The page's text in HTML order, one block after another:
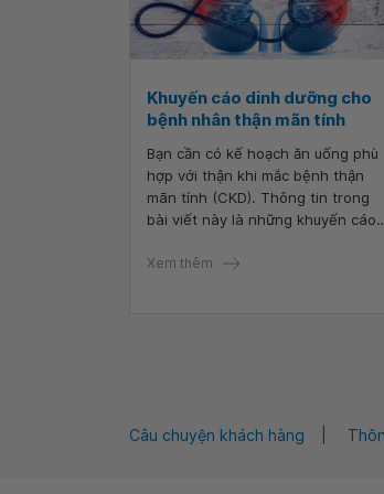
Khuyến cáo dinh dưỡng cho
bệnh nhân thận mãn tính
Bạn cần có kế hoạch ăn uống phù
hợp với thận khi mắc bệnh thận
mãn tính (CKD). Thông tin trong
bài viết này là những khuyến cáo
thận mãn tính. Thông tin này nên
Xem thêm
Câu chuyện khách hàng